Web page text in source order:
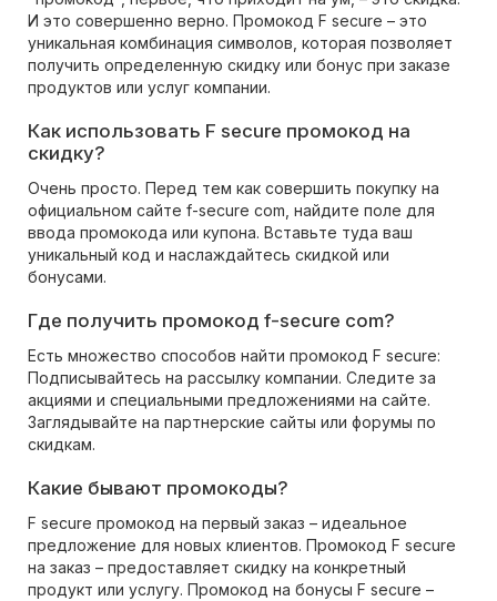
И это совершенно верно. Промокод F secure – это
уникальная комбинация символов, которая позволяет
получить определенную скидку или бонус при заказе
продуктов или услуг компании.
Как использовать F secure промокод на
скидку?
Очень просто. Перед тем как совершить покупку на
официальном сайте f-secure com, найдите поле для
ввода промокода или купона. Вставьте туда ваш
уникальный код и наслаждайтесь скидкой или
бонусами.
Где получить промокод f-secure com?
Есть множество способов найти промокод F secure:
Подписывайтесь на рассылку компании. Следите за
акциями и специальными предложениями на сайте.
Заглядывайте на партнерские сайты или форумы по
скидкам.
Какие бывают промокоды?
F secure промокод на первый заказ – идеальное
предложение для новых клиентов. Промокод F secure
на заказ – предоставляет скидку на конкретный
продукт или услугу. Промокод на бонусы F secure –